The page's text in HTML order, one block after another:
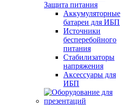
Защита питания
Аккумуляторные
батареи для ИБП
Источники
бесперебойного
питания
Стабилизаторы
напряжения
Аксессуары для
ИБП